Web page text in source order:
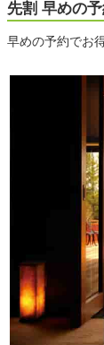
先割 早めの
早めの予約でお